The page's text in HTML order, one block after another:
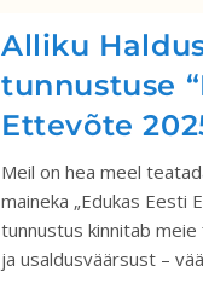
Alliku
tunnustuse
Ettevõte
Meil on hea meel
maineka „Edukas Eesti
tunnustus kinnitab
ja usaldusväärsust –